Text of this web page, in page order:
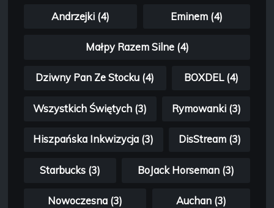
Andrzejki (4) Eminem (4)
Małpy Razem Silne (4)
Dziwny Pan Ze Stocku (4) BOXDEL (4)
Wszystkich Świętych (3) Rymowanki (3)
Hiszpańska Inkwizycja (3) DisStream (3)
Starbucks (3) BoJack Horseman (3)
Nowoczesna (3) Auchan (3)